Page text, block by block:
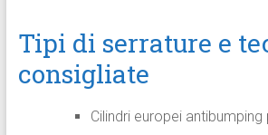
Tipi di serrature e
consigliate
Cilindri europei